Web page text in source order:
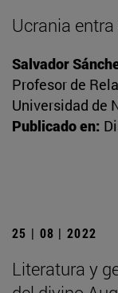
Ucrania
Salvador
Profesor de
Universidad de
Publicado en:
25 | 08 | 2022
Literatura y